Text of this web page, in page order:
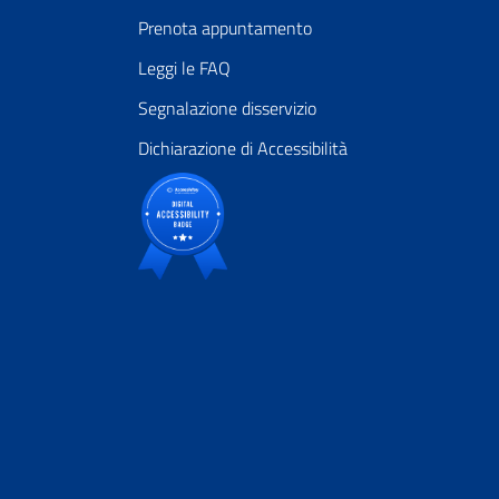
Prenota appuntamento
Leggi le FAQ
Segnalazione disservizio
Dichiarazione di Accessibilità